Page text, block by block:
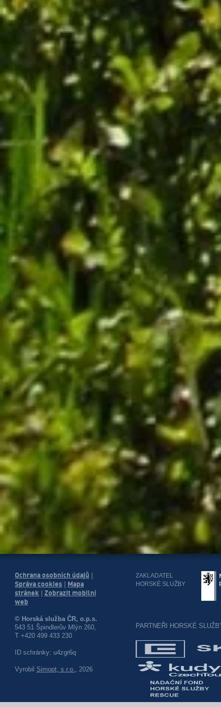
Ochrana osobních údajů
Správa cookies
Mapa
stránek
Zobrazit mobilní
web
© Horská služba ČR, o.p.s.
543 51 Špindlerův Mlýn 260,
T +420 499 433 230
ID schránky: u4zgr6q
Vyrobil Simopt, s.r.o., 2026
ZAKLADATEL
HORSKÉ SLUŽBY
PARTNEŘI HORSKÉ